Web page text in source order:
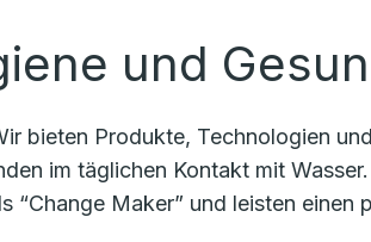
und
bieten Produkte, Technologien
im täglichen Kontakt mit
“Change Maker” und leisten einen